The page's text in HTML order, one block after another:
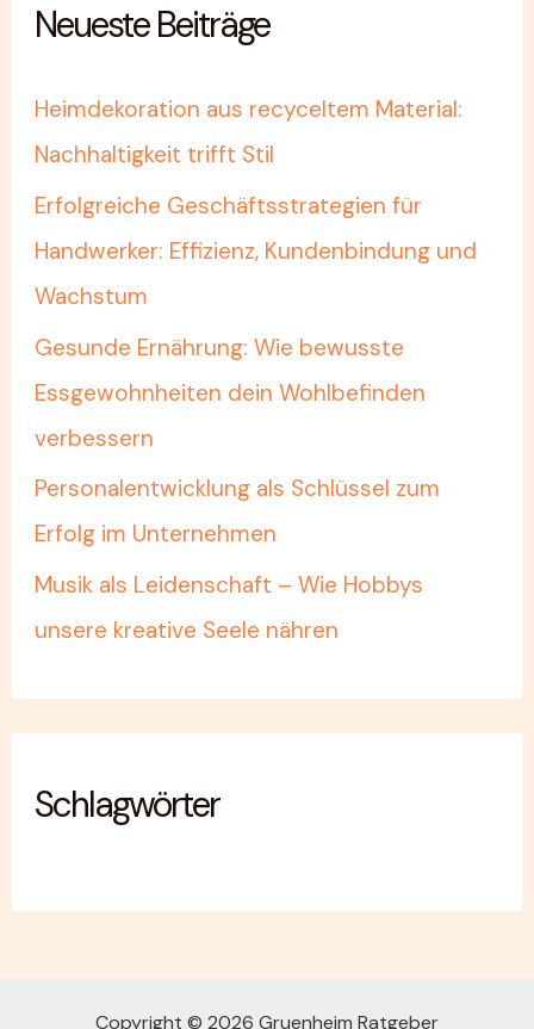
Neueste Beiträge
Heimdekoration aus recyceltem Material:
Nachhaltigkeit trifft Stil
Erfolgreiche Geschäftsstrategien für
Handwerker: Effizienz, Kundenbindung und
Wachstum
Gesunde Ernährung: Wie bewusste
Essgewohnheiten dein Wohlbefinden
verbessern
Personalentwicklung als Schlüssel zum
Erfolg im Unternehmen
Musik als Leidenschaft – Wie Hobbys
unsere kreative Seele nähren
Schlagwörter
Copyright © 2026 Gruenheim Ratgeber